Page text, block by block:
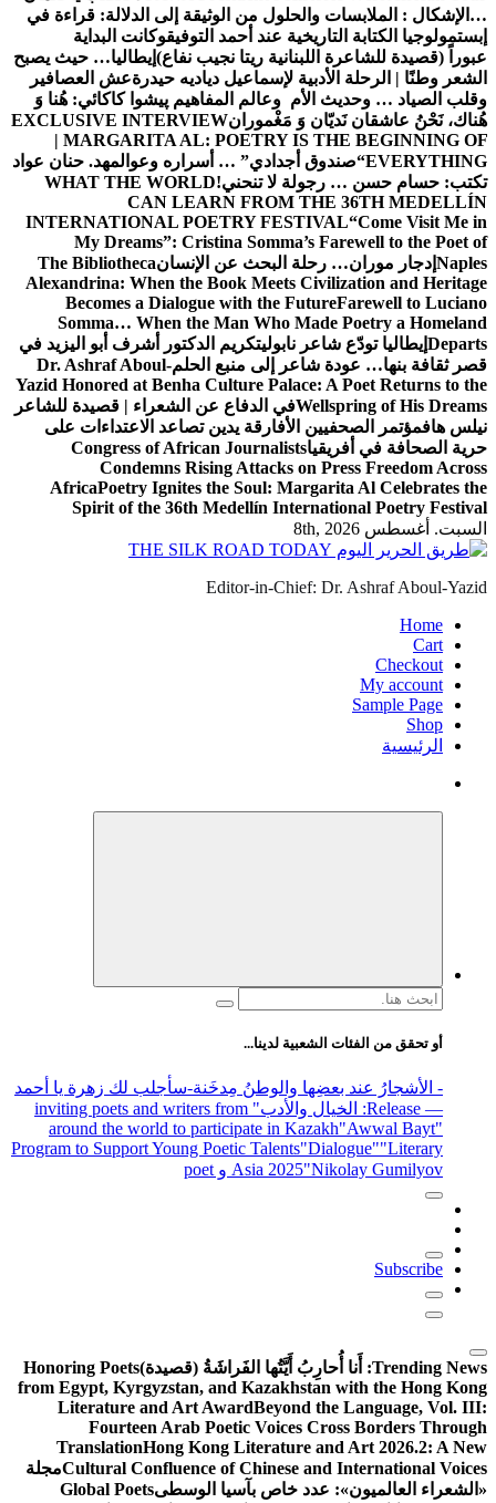
…الإشكال : الملابسات والحلول من الوثيقة إلى الدلالة: قراءة في
إبستمولوجيا الكتابة التاريخية عند أحمد التوفيقوكانت البداية
عبوراً (قصيدة للشاعرة اللبنانية ريتا نجيب نفاع) إيطاليا… حيث يصبح
الشعر وطنًا | الرحلة الأدبية لإسماعيل دياديه حيدرةعش العصافير
وقلب الصياد … وحديث الأم وعالم المفاهيم پیشوا کاکائي: هُنا وَ
هُناك، نَحْنُ عاشقان نَديّان وَ مَغْمورانEXCLUSIVE INTERVIEW
| MARGARITA AL: POETRY IS THE BEGINNING OF
EVERYTHING“صندوق أجدادي” … أسراره وعوالمهد. حنان عواد
تكتب: حسام حسن … رجولة لا تنحني!WHAT THE WORLD
CAN LEARN FROM THE 36TH MEDELLÍN
INTERNATIONAL POETRY FESTIVAL“Come Visit Me in
My Dreams”: Cristina Somma’s Farewell to the Poet of
Naples إدجار موران… رحلة البحث عن الإنسانThe Bibliotheca
Alexandrina: When the Book Meets Civilization and Heritage
Becomes a Dialogue with the FutureFarewell to Luciano
Somma… When the Man Who Made Poetry a Homeland
Departs إيطاليا تودّع شاعر نابوليتكريم الدكتور أشرف أبو اليزيد في
قصر ثقافة بنها… عودة شاعر إلى منبع الحلمDr. Ashraf Aboul-
Yazid Honored at Benha Culture Palace: A Poet Returns to the
Wellspring of His Dreamsفي الدفاع عن الشعراء | قصيدة للشاعر
نيلس هافمؤتمر الصحفيين الأفارقة يدين تصاعد الاعتداءات على
حرية الصحافة في أفريقياCongress of African Journalists
Condemns Rising Attacks on Press Freedom Across
AfricaPoetry Ignites the Soul: Margarita Al Celebrates the
Spirit of the 36th Medellín International Poetry Festival
السبت. أغسطس 8th, 2026
Editor-in-Chief: Dr. Ashraf Aboul-Yazid
Home
Cart
Checkout
My account
Sample Page
Shop
الرئيسية
البحث
أو تحقق من الفئات الشعبية لدينا...
- الأشجارُ عند بعضِها والوطنُ مِدخَنة-سأجلب لك زهرة يا أحمد
— Release
: الخيال والأدب
" inviting poets and writers from
around the world to participate in Kazakh"Awwal Bayt"
Program to Support Young Poetic Talents"Dialogue""Literary
Asia 2025"Nikolay Gumilyov و poet
Subscribe
Trending News: أَنا أُحارِبُ أَيَّتُها الفَراشَةُ (قصيدة)Honoring Poets
from Egypt, Kyrgyzstan, and Kazakhstan with the Hong Kong
Literature and Art AwardBeyond the Language, Vol. III:
Fourteen Arab Poetic Voices Cross Borders Through
TranslationHong Kong Literature and Art 2026.2: A New
Cultural Confluence of Chinese and International Voicesمجلة
«الشعراء العالميون»: عدد خاص بآسيا الوسطىGlobal Poets